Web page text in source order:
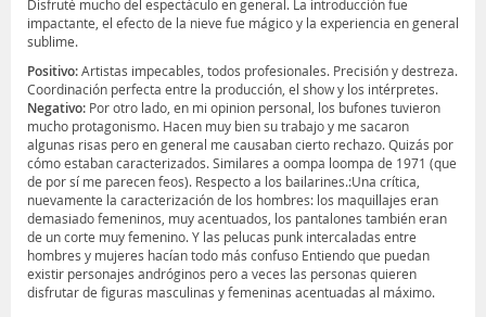
Disfruté mucho del espectáculo en general. La introducción fue
impactante, el efecto de la nieve fue mágico y la experiencia en general
sublime.
Positivo:Artistas impecables, todos profesionales. Precisión y destreza.
Coordinación perfecta entre la producción, el show y los intérpretes.
Negativo: Por otro lado, en mi opinion personal, los bufones tuvieron
mucho protagonismo. Hacen muy bien su trabajo y me sacaron
algunas risas pero en general me causaban cierto rechazo. Quizás por
cómo estaban caracterizados. Similares a oompa loompa de 1971 (que
de por sí me parecen feos). Respecto a los bailarines.:Una crítica,
nuevamente la caracterización de los hombres: los maquillajes eran
demasiado femeninos, muy acentuados, los pantalones también eran
de un corte muy femenino. Y las pelucas punk intercaladas entre
hombres y mujeres hacían todo más confuso Entiendo que puedan
existir personajes andróginos pero a veces las personas quieren
disfrutar de figuras masculinas y femeninas acentuadas al máximo.